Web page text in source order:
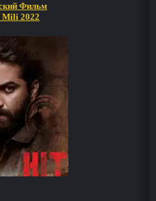
Фильм
2022